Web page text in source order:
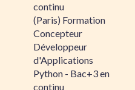
continu
(Paris) Formation
Concepteur
Développeur
d'Applications
Python - Bac+3 en
continu